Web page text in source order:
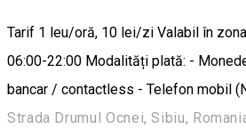
Tarif 1 leu/oră, 10 lei/zi Valabil în
06:00-22:00 Modalități plată: -
bancar / contactless - Telefon mobil
Strada Drumul Ocnei, Sibiu,